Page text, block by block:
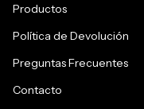
Productos
Política de Devolución
Preguntas Frecuentes
Contacto